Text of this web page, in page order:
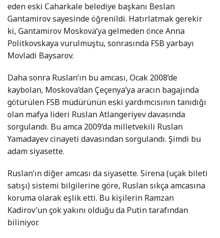
eden eski Caharkale belediye başkanı Beslan
Gantamirov sayesinde öğrenildi. Hatırlatmak gerekir
ki, Gantamirov Moskova’ya gelmeden önce Anna
Politkovskaya vurulmuştu, sonrasında FSB yarbayı
Movladi Baysarov.
Daha sonra Ruslan’ın bu amcası, Ocak 2008’de
kaybolan, Moskova’dan Çeçenya’ya aracın bagajında
götürülen FSB müdürünün eski yardımcısının tanıdığı
olan mafya lideri Ruslan Atlangeriyev davasında
sorgulandı. Bu amca 2009’da milletvekili Ruslan
Yamadayev cinayeti davasından sorgulandı. Şimdi bu
adam siyasette.
Ruslan’ın diğer amcası da siyasette. Sirena (uçak bileti
satışı) sistemi bilgilerine göre, Ruslan sıkça amcasına
koruma olarak eşlik etti. Bu kişilerin Ramzan
Kadirov’un çok yakını olduğu da Putin tarafından
biliniyor.